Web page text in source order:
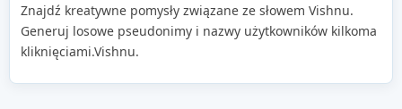
Znajdź kreatywne pomysły związane ze słowem Vishnu.
Generuj losowe pseudonimy i nazwy użytkowników kilkoma
kliknięciami.Vishnu.